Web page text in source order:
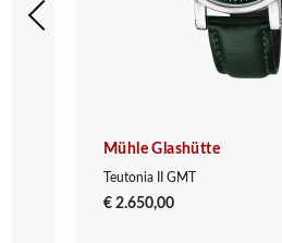
Mühle Glashütte
Teutonia II GMT
€ 2.650,00